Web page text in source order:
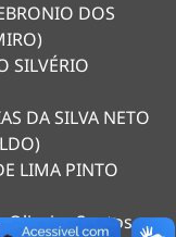
DOS
SILVÉRIO
DA SILVA NETO
LIMA PINTO
Oliveira Santos